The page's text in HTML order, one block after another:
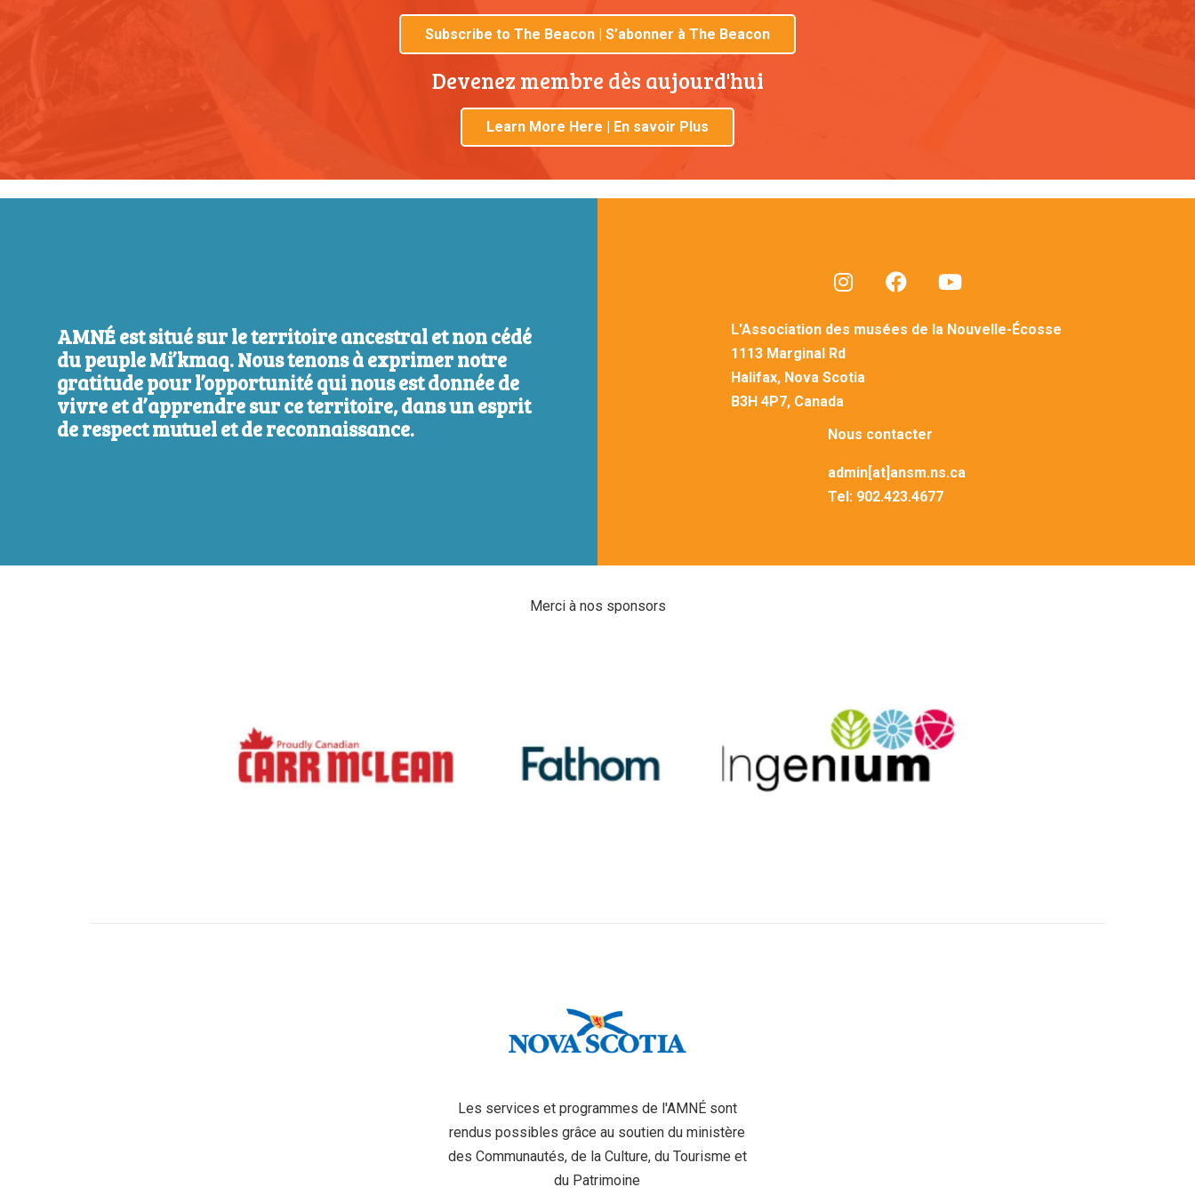
Subscribe to The Beacon | S’abonner à The Beacon
Devenez membre dès aujourd'hui
Learn More Here | En savoir Plus
AMNÉ est situé sur le territoire ancestral et non cédé
du peuple Mi’kmaq. Nous tenons à exprimer notre
gratitude pour l’opportunité qui nous est donnée de
vivre et d’apprendre sur ce territoire, dans un esprit
de respect mutuel et de reconnaissance.
L'Association des musées de la Nouvelle-Écosse
1113 Marginal Rd
Halifax, Nova Scotia
B3H 4P7, Canada
Nous contacter
admin[at]ansm.ns.ca
Tel: 902.423.4677
Merci à nos sponsors
Les services et programmes de l'AMNÉ sont
rendus possibles grâce au soutien du ministère
des Communautés, de la Culture, du Tourisme et
du Patrimoine